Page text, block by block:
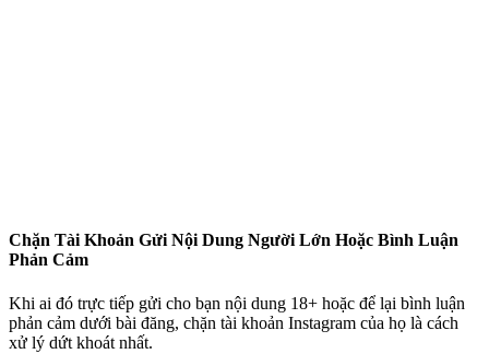
Chặn Tài Khoản Gửi Nội Dung Người Lớn Hoặc Bình Luận
Phản Cảm
Khi ai đó trực tiếp gửi cho bạn nội dung 18+ hoặc để lại bình luận
phản cảm dưới bài đăng, chặn tài khoản Instagram của họ là cách
xử lý dứt khoát nhất.